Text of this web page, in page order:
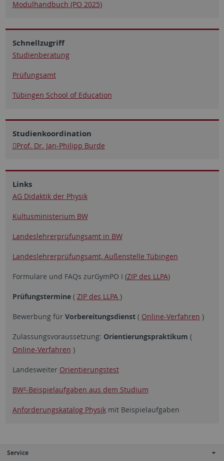
Modulhandbuch (PO 2025)
Schnellzugriff
Studienberatung
Prüfungsamt
Tübingen School of Education
Studienkoordination
Prof. Dr. Jan-Philipp Burde
Links
AG Didaktik der Physik
Kultusministerium BW
Landeslehrerprüfungsamt in BW
Landeslehrerprüfungsamt, Außenstelle Tübingen
Formulare und FAQs zurGymPO I (ZIP des LLPA)
Prüfungstermine( ZIP des LLPA )
Bewerbung für Vorbereitungsdienst( Online-Verfahren )
Zulassungsvoraussetzung: Orientierungspraktikum (
Online-Verfahren )
Landesweiter Orientierungstest
BW²-Beispielaufgaben aus dem Studium
Anforderungskatalog Physikmit Beispielaufgaben
Service